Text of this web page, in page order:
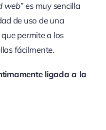
web” es muy sencilla
de uso de una
permite a los
fácilmente.
ligada a la